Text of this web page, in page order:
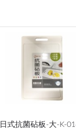
日式抗菌砧板-大-K-